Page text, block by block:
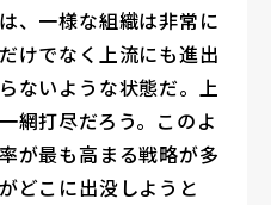
、一様な組織は非常に
けでなく上流にも進出
ないような状態だ。上
網打尽だろう。このよ
が最も高まる戦略が多
どこに出没しようと